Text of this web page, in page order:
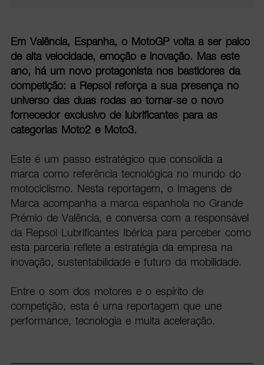
Em Valência, Espanha, o MotoGP volta a ser palco
de alta velocidade, emoção e inovação. Mas este
ano, há um novo protagonista nos bastidores da
competição: a Repsol reforça a sua presença no
universo das duas rodas ao tornar-se o novo
fornecedor exclusivo de lubrificantes para as
categorias Moto2 e Moto3.
Este é um passo estratégico que consolida a
marca como referência tecnológica no mundo do
motociclismo. Nesta reportagem, o Imagens de
Marca acompanha a marca espanhola no Grande
Prémio de Valência, e conversa com a responsável
da Repsol Lubrificantes Ibérica para perceber como
esta parceria reflete a estratégia da empresa na
inovação, sustentabilidade e futuro da mobilidade.
Entre o som dos motores e o espírito de
competição, esta é uma reportagem que une
performance, tecnologia e muita aceleração.